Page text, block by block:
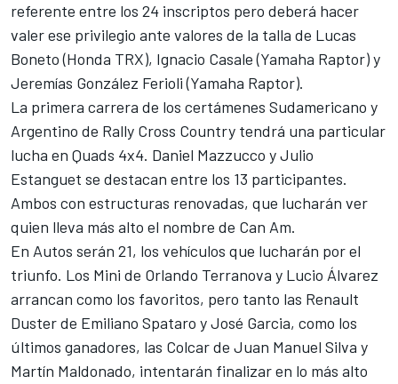
referente entre los 24 inscriptos pero deberá hacer
valer ese privilegio ante valores de la talla de Lucas
Boneto (Honda TRX), Ignacio Casale (Yamaha Raptor) y
Jeremías González Ferioli (Yamaha Raptor).
La primera carrera de los certámenes Sudamericano y
Argentino de Rally Cross Country tendrá una particular
lucha en Quads 4x4. Daniel Mazzucco y Julio
Estanguet se destacan entre los 13 participantes.
Ambos con estructuras renovadas, que lucharán ver
quien lleva más alto el nombre de Can Am.
En Autos serán 21, los vehículos que lucharán por el
triunfo. Los Mini de Orlando Terranova y Lucio Álvarez
arrancan como los favoritos, pero tanto las Renault
Duster de Emiliano Spataro y José Garcia, como los
últimos ganadores, las Colcar de Juan Manuel Silva y
Martín Maldonado, intentarán finalizar en lo más alto